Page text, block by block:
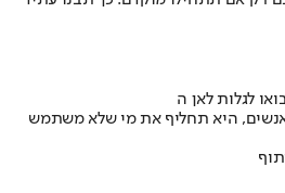
היא תחליף את מי שלא משתמש